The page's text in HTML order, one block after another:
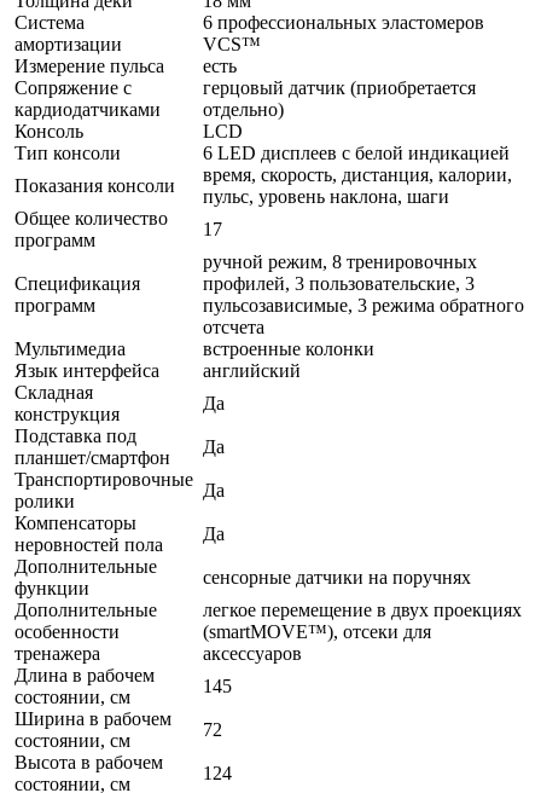
Система
амортизации
6 профессиональных эластомеров
VCS™
Измерение пульса
есть
Сопряжение с
кардиодатчиками
герцовый датчик (приобретается
отдельно)
Консоль
LCD
Тип консоли
6 LED дисплеев с белой индикацией
Показания консоли
время, скорость, дистанция, калории,
пульс, уровень наклона, шаги
Общее количество
программ
17
Спецификация
программ
ручной режим, 8 тренировочных
профилей, 3 пользовательские, 3
пульсозависимые, 3 режима обратного
отсчета
Мультимедиа
встроенные колонки
Язык интерфейса
английский
Складная
конструкция
Да
Подставка под
планшет/смартфон
Да
Транспортировочные
ролики
Да
Компенсаторы
неровностей пола
Да
Дополнительные
функции
сенсорные датчики на поручнях
Дополнительные
особенности
тренажера
легкое перемещение в двух проекциях
(smartMOVE™), отсеки для
аксессуаров
Длина в рабочем
состоянии, см
145
Ширина в рабочем
состоянии, см
72
Высота в рабочем
состоянии, см
124